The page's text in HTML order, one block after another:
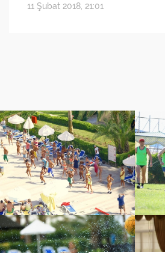
11 Şubat 2018, 21:01